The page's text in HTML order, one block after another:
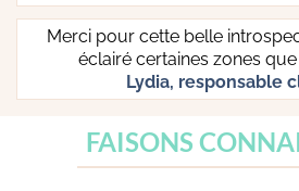
Merci pour cette belle
éclairé certaines zones que
Lydia, responsable
FAISONS